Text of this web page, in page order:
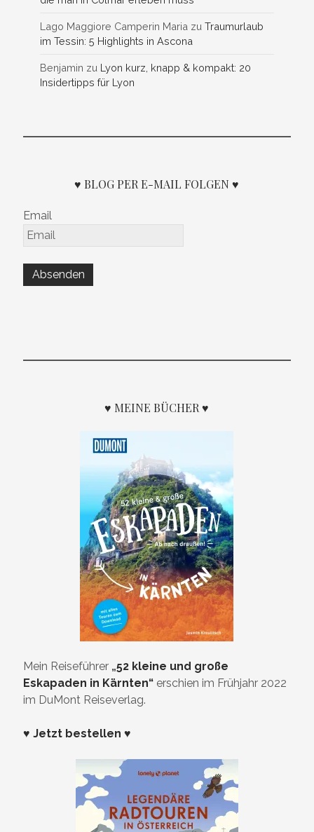
Lago Maggiore Camperin Maria zuTraumurlaub
im Tessin: 5 Highlights in Ascona
Benjamin zu Lyon kurz, knapp & kompakt: 20
Insidertipps für Lyon
♥ BLOG PER E-MAIL FOLGEN ♥
Email
♥ MEINE BÜCHER ♥
Mein Reiseführer „52 kleine und große
Eskapaden in Kärnten“ erschien im Frühjahr 2022
im DuMont Reiseverlag.
♥ Jetzt bestellen ♥